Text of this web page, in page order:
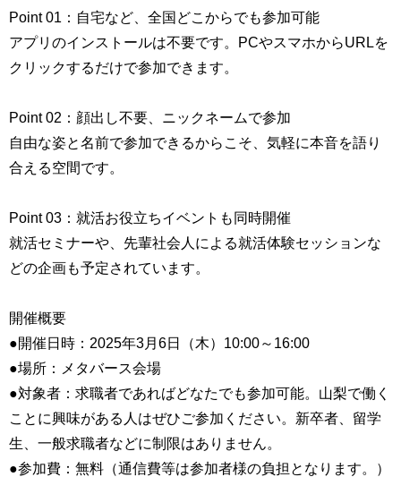
Point 01：自宅など、全国どこからでも参加可能
アプリのインストールは不要です。PCやスマホからURLを
クリックするだけで参加できます。
Point 02：顔出し不要、ニックネームで参加
自由な姿と名前で参加できるからこそ、気軽に本音を語り
合える空間です。
Point 03：就活お役立ちイベントも同時開催
就活セミナーや、先輩社会人による就活体験セッションな
どの企画も予定されています。
開催概要
●開催日時：2025年3月6日（木）10:00～16:00
●場所：メタバース会場
●対象者：求職者であればどなたでも参加可能。山梨で働く
ことに興味がある人はぜひご参加ください。新卒者、留学
生、一般求職者などに制限はありません。
●参加費：無料（通信費等は参加者様の負担となります。）